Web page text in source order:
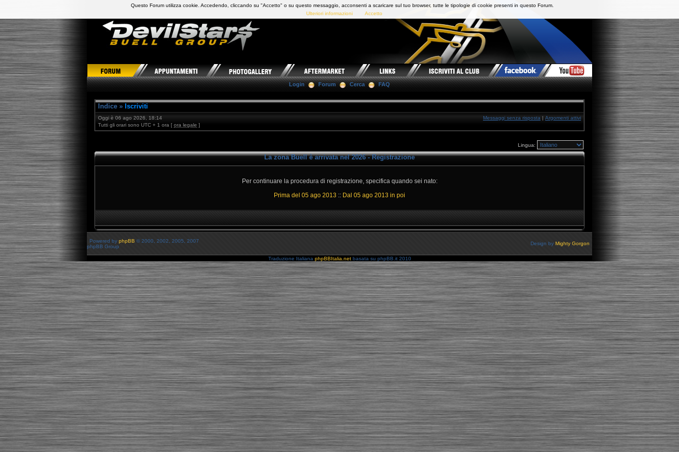
DevilStars Club Buell Italia
Login Forum Cerca FAQ
Indice » Iscriviti
Oggi è 06 ago 2026, 18:14
Tutti gli orari sono UTC + 1 ora [ ora legale ]
Messaggi senza risposta | Argomenti attivi
Lingua:
La zona Buell è arrivata nel 2026 - Registrazione
Per continuare la procedura di registrazione, specifica quando sei nato:
Prima del 05 ago 2013 :: Dal 05 ago 2013 in poi
Powered by phpBB © 2000, 2002, 2005, 2007
phpBB Group
Design by Mighty Gorgon
Traduzione Italiana phpBBItalia.netbasata su phpBB.it 2010
Questo Forum utilizza cookie. Accedendo, cliccando su "Accetto" o su questo messaggio, acconsenti a scaricare sul tuo browser, tutte le tipologie di cookie presenti in questo Forum.
Ulteriori informazioni
Accetto